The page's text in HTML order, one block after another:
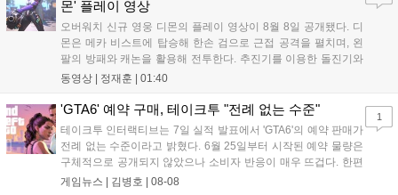
몬' 플레이 영상
오버워치 신규 영웅 디몬의 플레이 영상이 8월 8일 공개됐다. 디
몬은 메카 비스트에 탑승해 한손 검으로 근접 공격을 펼치며, 왼
팔의 방패와 캐논을 활용해 전투한다. 추진기를 이용한 돌진기와
참격 형태의 궁극기를 보유했고, 메카 파괴 시 맨몸으로 기관총을
산의 영웅들 업데이트를 통해 정식 출시될 예정이다....
동영상 | 정재훈 | 01:40
'GTA6' 예약 구매, 테이크투 "전례 없는 수준"
테이크투 인터랙티브는 7일 실적 발표에서 'GTA6'의 예약 판매가
전례 없는 수준이라고 밝혔다. 6월 25일부터 시작된 예약 물량은
구체적으로 공개되지 않았으나 소비자 반응이 매우 뜨겁다. 한편
11월 19일 PS5와 Xbox 시리즈 X|S로 정식 출시될 예정이며, 록
게임뉴스 | 김병호 | 08-08
1